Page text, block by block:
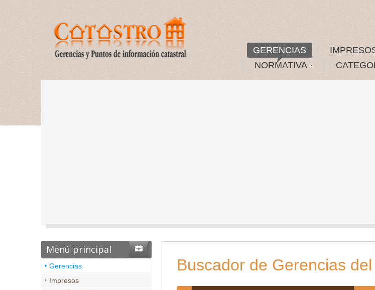
GERENCIAS
NORMATIVA
Buscador de Gerencias
Menú principal
Gerencias
Impresos